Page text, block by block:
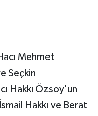
Mehmet
Seçkin
Hakkı Özsoy'un
Hakkı ve Berat